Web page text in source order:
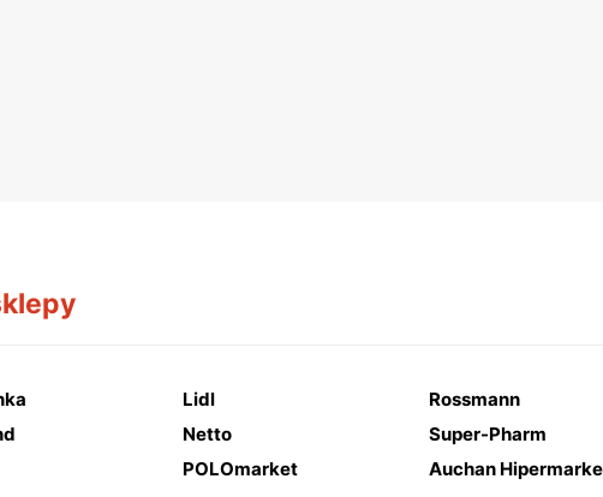
Lidl Rossmann
Netto Super-Pharm
POLOmarket Auchan